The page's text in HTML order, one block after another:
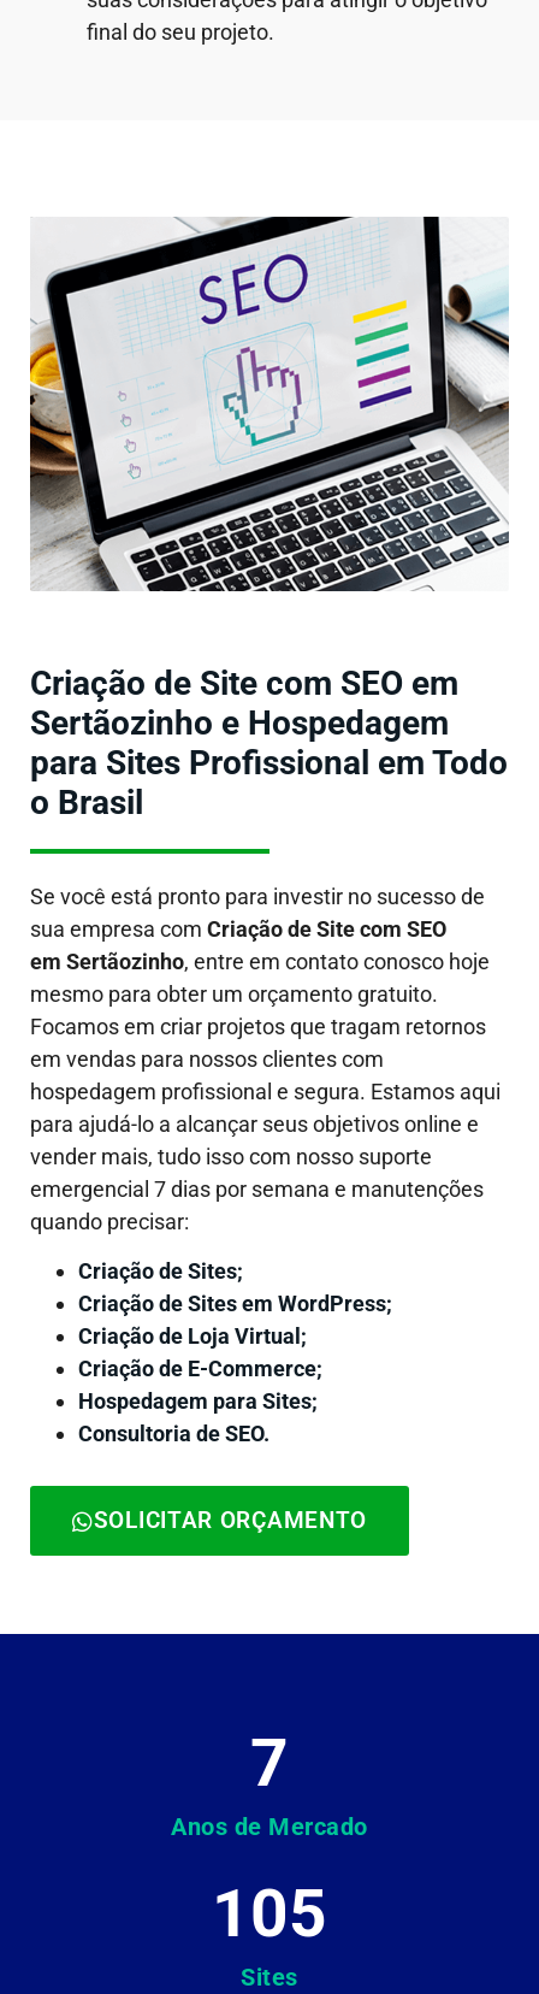
final do seu projeto.
Criação de Site com SEO em
Sertãozinho e Hospedagem
para Sites Profissional em Todo
o Brasil
Se você está pronto para investir no sucesso de
sua empresa com Criação de Site com SEO
em Sertãozinho, entre em contato conosco hoje
mesmo para obter um orçamento gratuito.
Focamos em criar projetos que tragam retornos
em vendas para nossos clientes com
hospedagem profissional e segura. Estamos aqui
para ajudá-lo a alcançar seus objetivos online e
vender mais, tudo isso com nosso suporte
emergencial 7 dias por semana e manutenções
quando precisar:
Criação de Sites;
Criação de Sites em WordPress;
Criação de Loja Virtual;
Criação de E-Commerce;
Hospedagem para Sites;
Consultoria de SEO.
SOLICITAR ORÇAMENTO
Anos de Mercado
7
Sites
105